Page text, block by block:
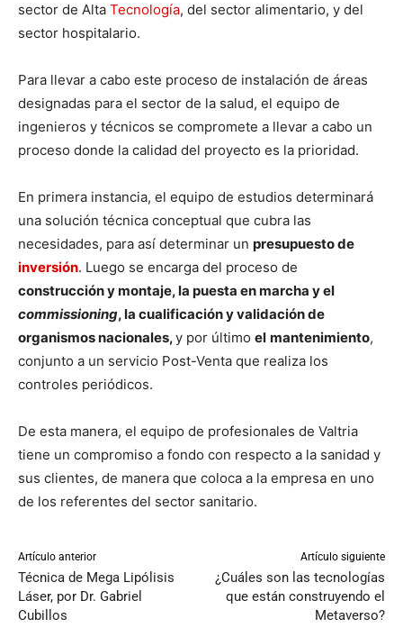
sector de Alta Tecnología, del sector alimentario, y del
sector hospitalario.
Para llevar a cabo este proceso de instalación de áreas
designadas para el sector de la salud, el equipo de
ingenieros y técnicos se compromete a llevar a cabo un
proceso donde la calidad del proyecto es la prioridad.
En primera instancia, el equipo de estudios determinará
una solución técnica conceptual que cubra las
necesidades, para así determinar un presupuesto de
inversión. Luego se encarga del proceso de
construcción y montaje, la puesta en marcha y el
commissioning, la cualificación y validación de
organismos nacionales,y por último el mantenimiento,
conjunto a un servicio Post-Venta que realiza los
controles periódicos.
De esta manera, el equipo de profesionales de Valtria
tiene un compromiso a fondo con respecto a la sanidad y
sus clientes, de manera que coloca a la empresa en uno
de los referentes del sector sanitario.
Artículo anterior
Técnica de Mega Lipólisis
Láser, por Dr. Gabriel
Cubillos
Artículo siguiente
¿Cuáles son las tecnologías
que están construyendo el
Metaverso?